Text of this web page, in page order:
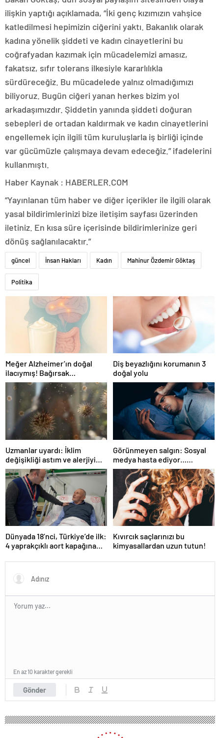
ilişkin yaptığı açıklamada, “İki genç kızımızın vahşice
katledilmesi hepimizin ciğerini yaktı. Bakanlık olarak
kadına yönelik şiddeti ve kadın cinayetlerini bu
coğrafyadan kazımak için mücadelemizi amasız,
fakatsız, sıfır tolerans ilkesiyle kararlılıkla
sürdüreceğiz. Bu mücadelede yalnız olmadığımızı
biliyoruz. Bugün ciğeri yanan herkes bizim yol
arkadaşımızdır. Şiddetin yanında şiddeti doğuran
sebepleri de ortadan kaldırmak ve kadın cinayetlerini
engellemek için ilgili tüm kuruluşlarla iş birliği içinde
var gücümüzle çalışmaya devam edeceğiz.” ifadelerini
kullanmıştı.
Haber Kaynak : HABERLER.COM
“Yayınlanan tüm haber ve diğer içerikler ile ilgili olarak
yasal bildirimlerinizi bize iletişim sayfası üzerinden
iletiniz. En kısa süre içerisinde bildirimlerinize geri
dönüş sağlanılacaktır.”
güncel İnsan Hakları Kadın Mahinur Özdemir Göktaş
Politika
Meğer Alzheimer’ın doğal
ilacıymış! Bağırsak
iltihaplanmasını önlüyor…
Diş beyazlığını korumanın 3
doğal yolu
Uzmanlar uyardı: İklim
değişikliği astım ve alerjiyi
tetikliyor
Görünmeyen salgın: Sosyal
medya hasta ediyor…
Fiziksel, duygusal, zihinsel
etkilerine inanamayacaksınız
Dünyada 18’nci, Türkiye’de ilk:
4 yaprakçıklı aort kapağına
Kıvırcık saçlarınızı bu
kimyasallardan uzun tutun!
Gönder
En az 10 karakter gerekli